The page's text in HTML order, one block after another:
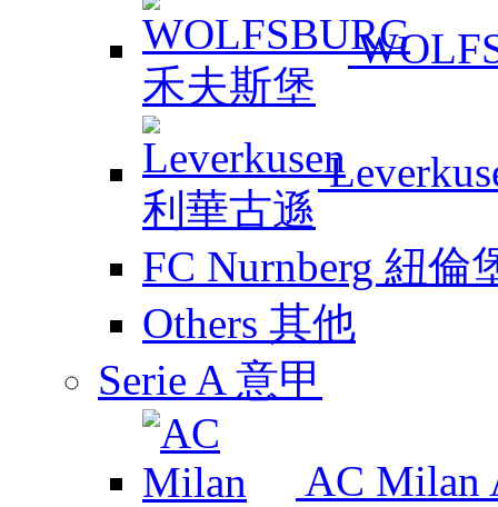
FC Nurnberg 紐倫
Others 其他
Serie A 意甲
AC Milan